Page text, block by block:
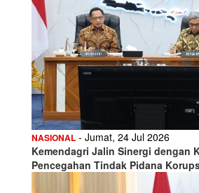
NASIONAL - Jumat, 24 Jul 2026
Kemendagri Jalin Sinergi dengan
Pencegahan Tindak Pidana